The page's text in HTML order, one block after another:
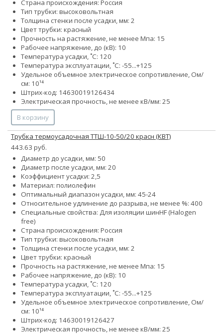
Страна происхождения: Россия
Тип трубки: высоковольтная
Толщина стенки после усадки, мм: 2
Цвет трубки: красный
Прочность на растяжение, не менее Мпа: 15
Рабочее напряжение, до (кВ): 10
Температура усадки, ˚С: 120
Температура эксплуатации, ˚С: -55...+125
Удельное объемное электрическое сопротивление, Ом/
см: 10¹⁴
Штрих-код: 14630019126434
Электрическая прочность, не менее кВ/мм: 25
В корзину
Трубка термоусадочная ТТШ-10-50/20 красн (КВТ)
443.63 руб.
Диаметр до усадки, мм: 50
Диаметр после усадки, мм: 20
Коэффициент усадки: 2,5
Материал: полиолефин
Оптимальный диапазон усадки, мм: 45-24
Относительное удлинение до разрыва, не менее %: 400
Специальные свойства: Для изоляции шинHF (Halogen
free)
Страна происхождения: Россия
Тип трубки: высоковольтная
Толщина стенки после усадки, мм: 2
Цвет трубки: красный
Прочность на растяжение, не менее Мпа: 15
Рабочее напряжение, до (кВ): 10
Температура усадки, ˚С: 120
Температура эксплуатации, ˚С: -55...+125
Удельное объемное электрическое сопротивление, Ом/
см: 10¹⁴
Штрих-код: 14630019126427
Электрическая прочность, не менее кВ/мм: 25